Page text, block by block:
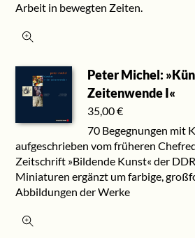
Arbeit in bewegten Zeiten.
Peter Michel:
Zeitenwende I«
35,00€
70 Begegnungen mit
aufgeschrieben vom früheren
Zeitschrift »Bildende Kunst« der
Miniaturen ergänzt um farbige,
Abbildungen der Werke